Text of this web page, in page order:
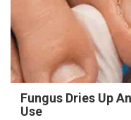
Fungus Dries Up
Use